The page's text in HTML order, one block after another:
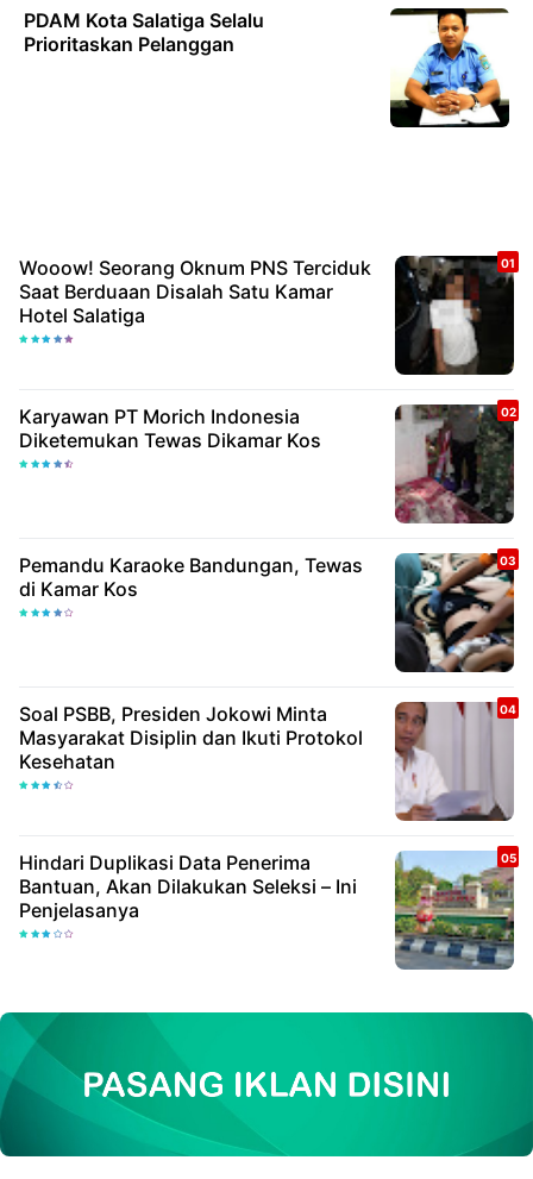
PDAM Kota Salatiga Selalu
Prioritaskan Pelanggan
Wooow! Seorang Oknum PNS Terciduk
Saat Berduaan Disalah Satu Kamar
Hotel Salatiga
Karyawan PT Morich Indonesia
Diketemukan Tewas Dikamar Kos
Pemandu Karaoke Bandungan, Tewas
di Kamar Kos
Soal PSBB, Presiden Jokowi Minta
Masyarakat Disiplin dan Ikuti Protokol
Kesehatan
Hindari Duplikasi Data Penerima
Bantuan, Akan Dilakukan Seleksi – Ini
Penjelasanya